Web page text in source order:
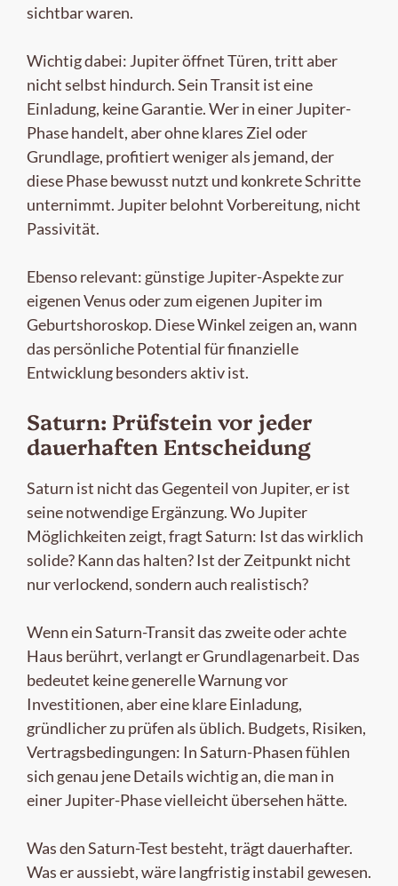
sichtbar waren.
Wichtig dabei: Jupiter öffnet Türen, tritt aber
nicht selbst hindurch. Sein Transit ist eine
Einladung, keine Garantie. Wer in einer Jupiter-
Phase handelt, aber ohne klares Ziel oder
Grundlage, profitiert weniger als jemand, der
diese Phase bewusst nutzt und konkrete Schritte
unternimmt. Jupiter belohnt Vorbereitung, nicht
Passivität.
Ebenso relevant: günstige Jupiter-Aspekte zur
eigenen Venus oder zum eigenen Jupiter im
Geburtshoroskop. Diese Winkel zeigen an, wann
das persönliche Potential für finanzielle
Entwicklung besonders aktiv ist.
Saturn: Prüfstein vor jeder
dauerhaften Entscheidung
Saturn ist nicht das Gegenteil von Jupiter, er ist
seine notwendige Ergänzung. Wo Jupiter
Möglichkeiten zeigt, fragt Saturn: Ist das wirklich
solide? Kann das halten? Ist der Zeitpunkt nicht
nur verlockend, sondern auch realistisch?
Wenn ein Saturn-Transit das zweite oder achte
Haus berührt, verlangt er Grundlagenarbeit. Das
bedeutet keine generelle Warnung vor
Investitionen, aber eine klare Einladung,
gründlicher zu prüfen als üblich. Budgets, Risiken,
Vertragsbedingungen: In Saturn-Phasen fühlen
sich genau jene Details wichtig an, die man in
einer Jupiter-Phase vielleicht übersehen hätte.
Was den Saturn-Test besteht, trägt dauerhafter.
Was er aussiebt, wäre langfristig instabil gewesen.